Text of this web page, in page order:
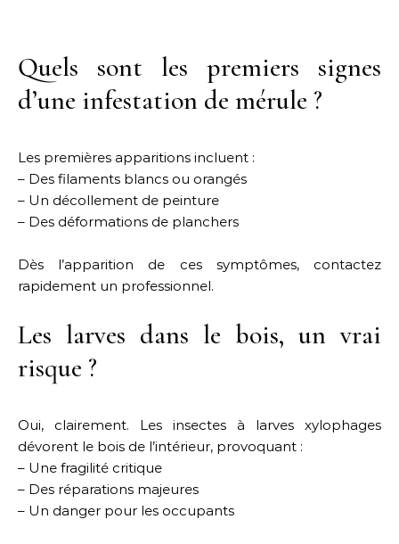
Quels sont les premiers signes
d’une infestation de mérule ?
Les premières apparitions incluent :
– Des filaments blancs ou orangés
– Un décollement de peinture
– Des déformations de planchers
Dès l’apparition de ces symptômes, contactez
rapidement un professionnel.
Les larves dans le bois, un vrai
risque ?
Oui, clairement. Les insectes à larves xylophages
dévorent le bois de l’intérieur, provoquant :
– Une fragilité critique
– Des réparations majeures
– Un danger pour les occupants